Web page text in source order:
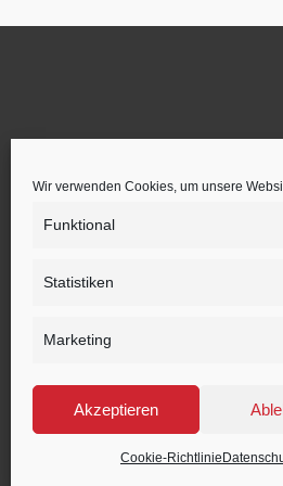
Wir verwenden Cookies, um unsere
Funktional
Statistiken
Marketing
Akzeptieren
Cookie-Richtlinie
u.A. in
Copyright © 2023 –